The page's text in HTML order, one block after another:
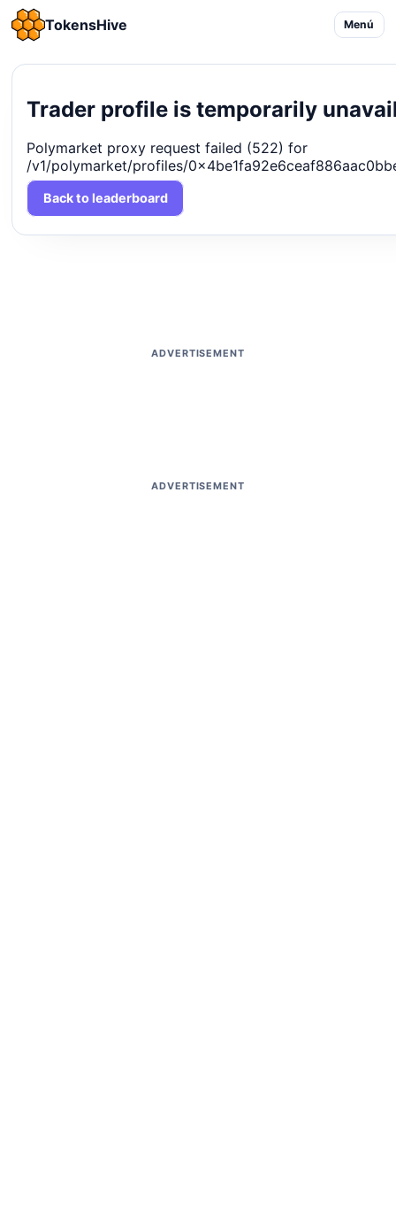
TokensHive Menú
Trader profile is temporarily
Polymarket proxy request failed (522) for
/v1/polymarket/profiles/
Back to leaderboard
ADVERTISEMENT
ADVERTISEMENT